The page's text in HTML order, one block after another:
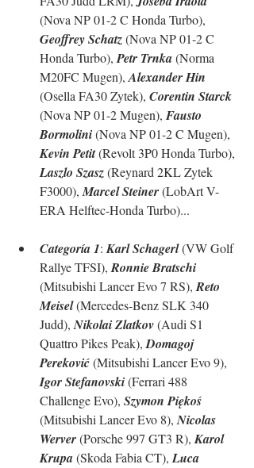
(Nova NP 01-2 C Honda Turbo),
Geoffrey Schatz (Nova NP 01-2 C
Honda Turbo), Petr Trnka (Norma
M20FC Mugen), Alexander Hin
(Osella FA30 Zytek), Corentin Starck
(Nova NP 01-2 Mugen), Fausto
Bormolini (Nova NP 01-2 C Mugen),
Kevin Petit (Revolt 3P0 Honda Turbo),
Laszlo Szasz (Reynard 2KL Zytek
F3000), Marcel Steiner (LobArt V-
ERA Helftec-Honda Turbo)...
Categoría 1: Karl Schagerl (VW Golf
Rallye TFSI), Ronnie Bratschi
(Mitsubishi Lancer Evo 7 RS), Reto
Meisel (Mercedes-Benz SLK 340
Judd), Nikolai Zlatkov (Audi S1
Quattro Pikes Peak), Domagoj
Pereković (Mitsubishi Lancer Evo 9),
Igor Stefanovski (Ferrari 488
Challenge Evo), Szymon Piękoś
(Mitsubishi Lancer Evo 8), Nicolas
Werver (Porsche 997 GT3 R), Karol
Krupa (Skoda Fabia CT), Luca